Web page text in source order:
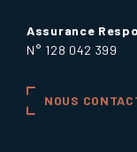
Assurance
N° 128 042 399
NOUS